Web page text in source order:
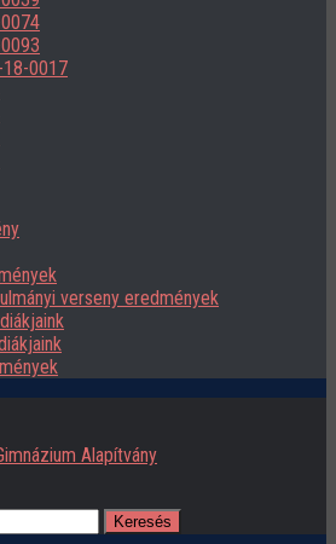
0017
verseny eredmények
Alapítvány